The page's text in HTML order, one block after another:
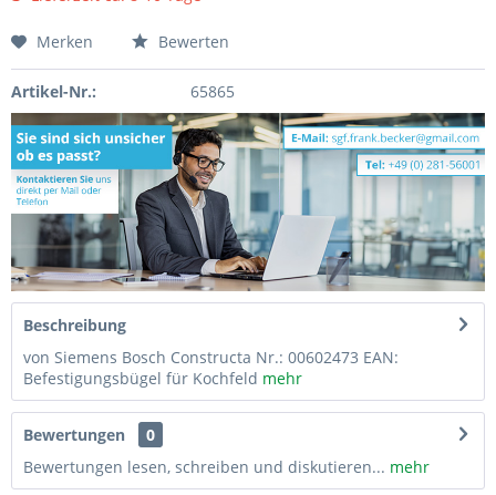
Merken Bewerten
Artikel-Nr.: 65865
Beschreibung
von Siemens Bosch Constructa Nr.: 00602473 EAN:
Befestigungsbügel für Kochfeld mehr
Bewertungen
0
Bewertungen lesen, schreiben und diskutieren... mehr